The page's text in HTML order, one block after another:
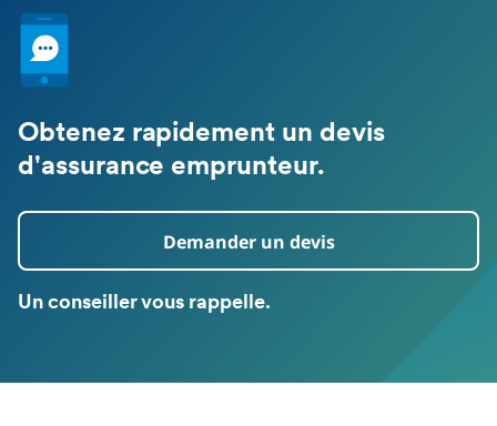
Obtenez rapidement un devis
d'assurance emprunteur.
Demander un devis
Un conseiller vous rappelle.